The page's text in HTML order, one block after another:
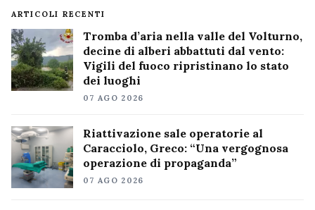
ARTICOLI RECENTI
Tromba d’aria nella valle del Volturno,
decine di alberi abbattuti dal vento:
Vigili del fuoco ripristinano lo stato
dei luoghi
07 AGO 2026
Riattivazione sale operatorie al
Caracciolo, Greco: “Una vergognosa
operazione di propaganda”
07 AGO 2026